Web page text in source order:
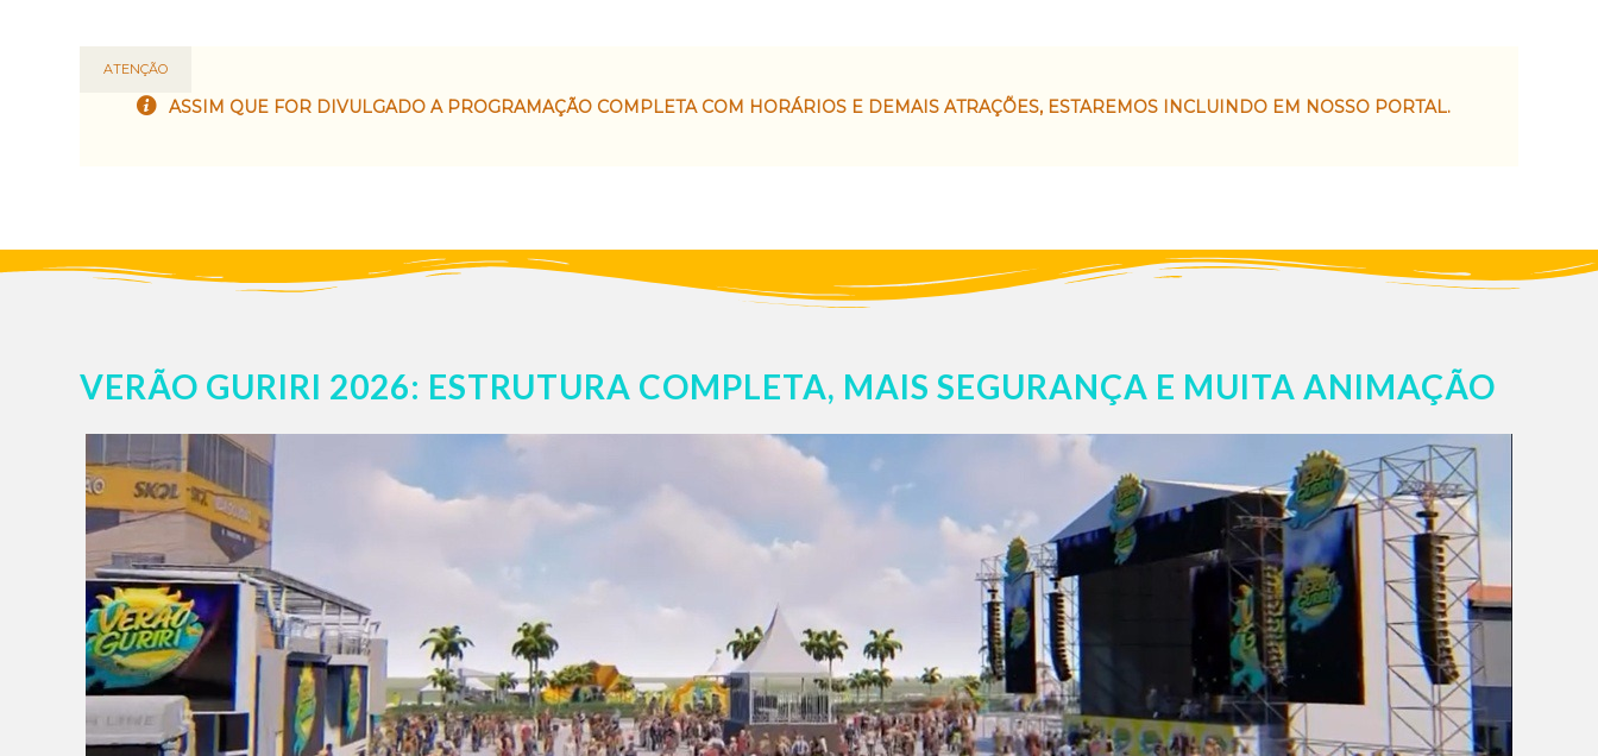
ATENÇÃO
ASSIM QUE FOR DIVULGADO A PROGRAMAÇÃO COMPLETA COM HORÁRIOS E DEMAIS ATRAÇÕES, ESTAREMOS INCLUINDO EM NOSSO PORTAL.
VERÃO GURIRI 2026: ESTRUTURA COMPLETA, MAIS SEGURANÇA E MUITA ANIMAÇÃO